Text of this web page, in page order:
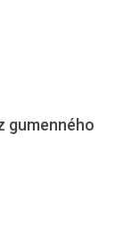
gumenného